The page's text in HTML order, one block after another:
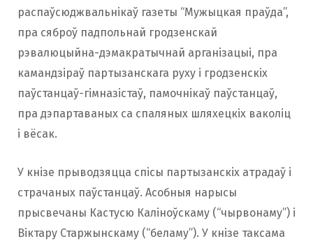
распаўсюджвальнікаў газеты “Мужыцкая праўда”,
пра сяброў падпольнай гродзенскай
рэвалюцыйна-дэмакратычнай арганізацыі, пра
камандзіраў партызанскага руху і гродзенскіх
паўстанцаў-гімназістаў, памочнікаў паўстанцаў,
пра дэпартаваных са спаляных шляхецкіх ваколіц
і вёсак.
У кнізе прыводзяцца спісы партызанскіх атрадаў і
страчаных паўстанцаў. Асобныя нарысы
прысвечаны Кастусю Каліноўскаму (“чырвонаму”) і
Віктару Старжынскаму (“беламу”). У кнізе таксама